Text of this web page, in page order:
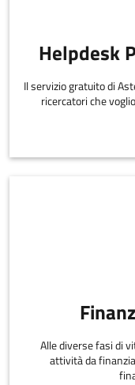
Helpdesk
Il servizio gratuito di
ricercatori che
Alle diverse fasi di
attività da